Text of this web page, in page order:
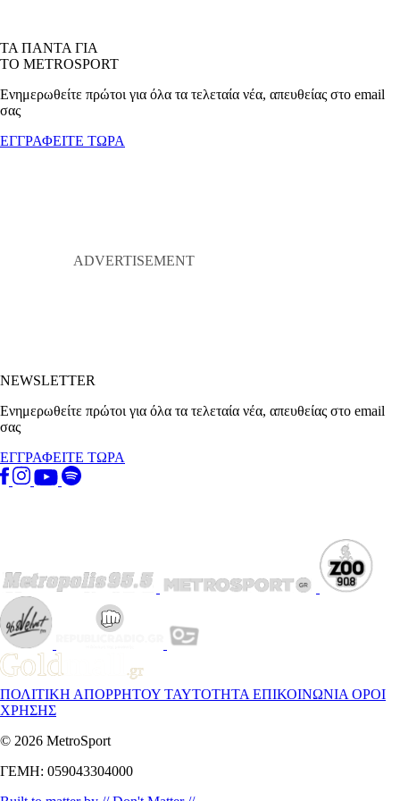
ΤΑ ΠΑΝΤΑ ΓΙΑ
ΤΟ METROSPORT
Ενημερωθείτε πρώτοι για όλα τα τελεταία νέα, απευθείας στο email
σας
ΕΓΓΡΑΦΕΙΤΕ ΤΩΡΑ
NEWSLETTER
Ενημερωθείτε πρώτοι για όλα τα τελεταία νέα, απευθείας στο email
σας
ΕΓΓΡΑΦΕΙΤΕ ΤΩΡΑ
ΠΟΛΙΤΙΚΗ ΑΠΟΡΡΗΤΟΥ ΤΑΥΤΟΤΗΤΑ ΕΠΙΚΟΙΝΩΝΙΑ ΟΡΟΙ
ΧΡΗΣΗΣ
© 2026 MetroSport
ΓΕΜΗ: 059043304000